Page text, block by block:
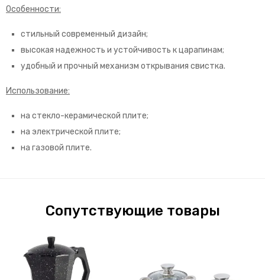
Особенности:
стильный современный дизайн;
высокая надежность и устойчивость к царапинам;
удобный и прочный механизм открывания свистка.
Использование:
на стекло-керамической плите;
на электрической плите;
на газовой плите.
Сопутствующие товары